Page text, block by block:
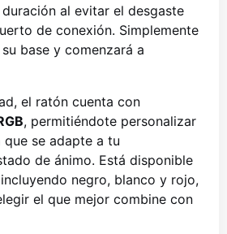
al evitar el desgaste
de conexión. Simplemente
base y comenzará a
el ratón cuenta con
, permitiéndote personalizar
que se adapte a tu
de ánimo. Está disponible
negro, blanco y rojo,
el que mejor combine con